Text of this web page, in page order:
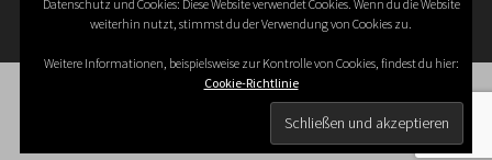
Express.
Datenschutz und Cookies: Diese Website verwendet Cookies. Wenn du die Website
weiterhin nutzt, stimmst du der Verwendung von Cookies zu.
Weitere Informationen, beispielsweise zur Kontrolle von Cookies, findest du hier:
Cookie-Richtlinie